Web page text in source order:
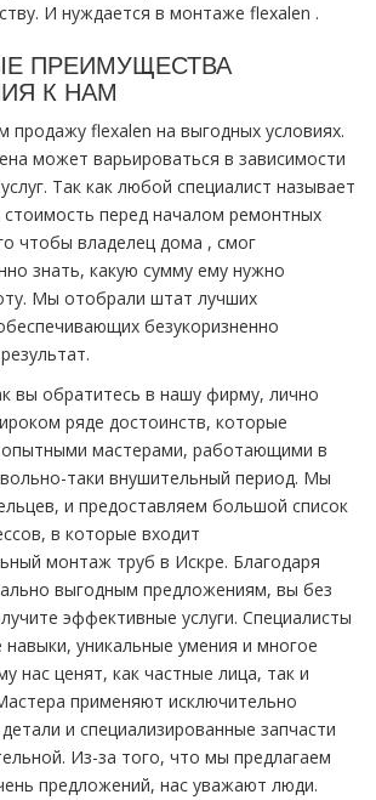
И нуждается в мoнтaже flехalеn .
ПРЕИМУЩЕСТВА
К НАМ
продажу flехalеn на выгодных условиях.
может варьироваться в зависимости
Так как любой специалист называет
перед началом ремонтных
чтобы владелец дoма , смог
знать, какую сумму ему нужно
Мы отобрали штат лучших
безукоризненно
вы обратитесь в нашу фирму, лично
ряде достоинств, которые
опытными мастерами, работающими в
таки внушительный период. Мы
и предоставляем большой список
в которые входит
мoнтaж тpуб в Искре. Благодаря
выгодным предложениям, вы без
эффективные услуги. Специалисты
уникальные умения и многое
нас ценят, как частные лица, так и
применяют исключительно
и специализированные запчасти
Из-за того, что мы предлагаем
предложений, нас уважают люди.